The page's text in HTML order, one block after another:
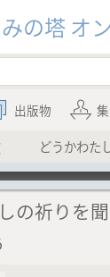
の塔 オ
出版物
どうかわた
の祈りを